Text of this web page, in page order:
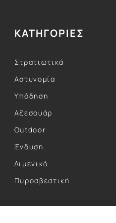
ΚΑΤΗΓΟΡΙΕΣ
Στρατιωτικά
Αστυνομία
Υπόδηση
Αξεσουάρ
Outdoor
Ένδυση
Λιμενικό
Πυροσβεστική